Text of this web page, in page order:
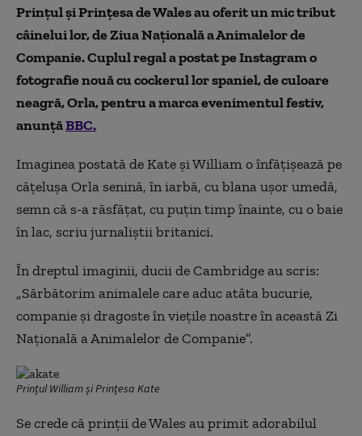
Prințul și Prințesa de Wales au oferit un mic tribut
câinelui lor, de Ziua Națională a Animalelor de
Companie. Cuplul regal a postat pe Instagram o
fotografie nouă cu cockerul lor spaniel, de culoare
neagră, Orla, pentru a marca evenimentul festiv,
anunțăBBC.
Imaginea postată de Kate și William o înfățișează pe
cățelușa Orla senină, în iarbă, cu blana ușor umedă,
semn că s-a răsfățat, cu puțin timp înainte, cu o baie
în lac, scriu jurnaliștii britanici.
În dreptul imaginii, ducii de Cambridge au scris:
„Sărbătorim animalele care aduc atâta bucurie,
companie și dragoste în viețile noastre în această Zi
Națională a Animalelor de Companie”.
Prințul William și Prințesa Kate
Se crede că prinții de Wales au primit adorabilul